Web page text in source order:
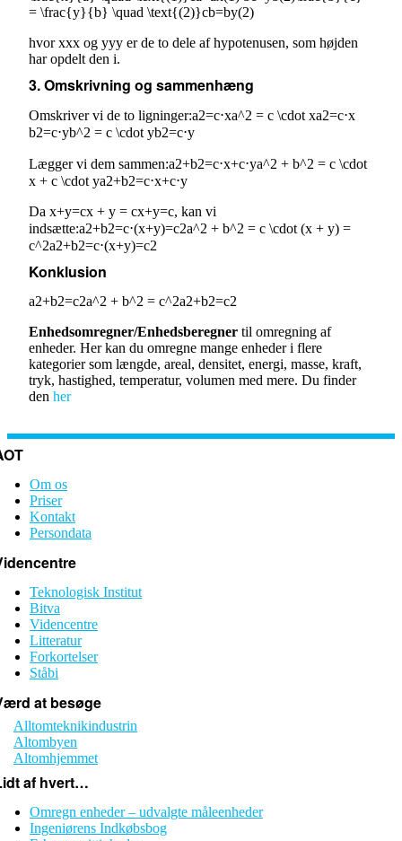
= \frac{y}{b} \quad \text{(2)}cb​=by​(2)
hvor xxx og yyy er de to dele af hypotenusen, som højden
har opdelt den i.
3. Omskrivning og sammenhæng
Omskriver vi de to ligninger:a2=c⋅xa^2 = c \cdot xa2=c⋅x
b2=c⋅yb^2 = c \cdot yb2=c⋅y
Lægger vi dem sammen:a2+b2=c⋅x+c⋅ya^2 + b^2 = c \cdot
x + c \cdot ya2+b2=c⋅x+c⋅y
Da x+y=cx + y = cx+y=c, kan vi
indsætte:a2+b2=c⋅(x+y)=c2a^2 + b^2 = c \cdot (x + y) =
c^2a2+b2=c⋅(x+y)=c2
Konklusion
a2+b2=c2a^2 + b^2 = c^2a2+b2=c2
Enhedsomregner/Enhedsberegner til omregning af
enheder. Her kan du omregne mange enheder i flere
kategorier som længde, areal, densitet, energi, masse, kraft,
tryk, hastighed, temperatur, volumen med mere. Du finder
den her
Om os
Priser
Kontakt
Persondata
Teknologisk Institut
Bitva
Videncentre
Litteratur
Forkortelser
Ståbi
at besøge
Alltomteknikindustrin
Altombyen
Altomhjemmet
af hvert…
Omregn enheder – udvalgte måleenheder
Ingeniørens Indkøbsbog